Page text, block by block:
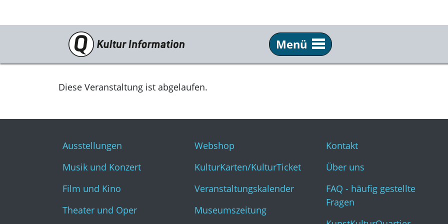
Menü
Veranstaltungen
Ausstellungen
Theater und Oper
Literatur
Service
Museumszeitung
Diese Veranstaltung ist abgelaufen.
Ausstellungen
Musik und Konzert
Film und Kino
Theater und Oper
Webshop
KulturKarten/KulturTicket
Veranstaltungskalender
Museumszeitung
Kontakt
Über uns
FAQ - häufig gestellte
Fragen